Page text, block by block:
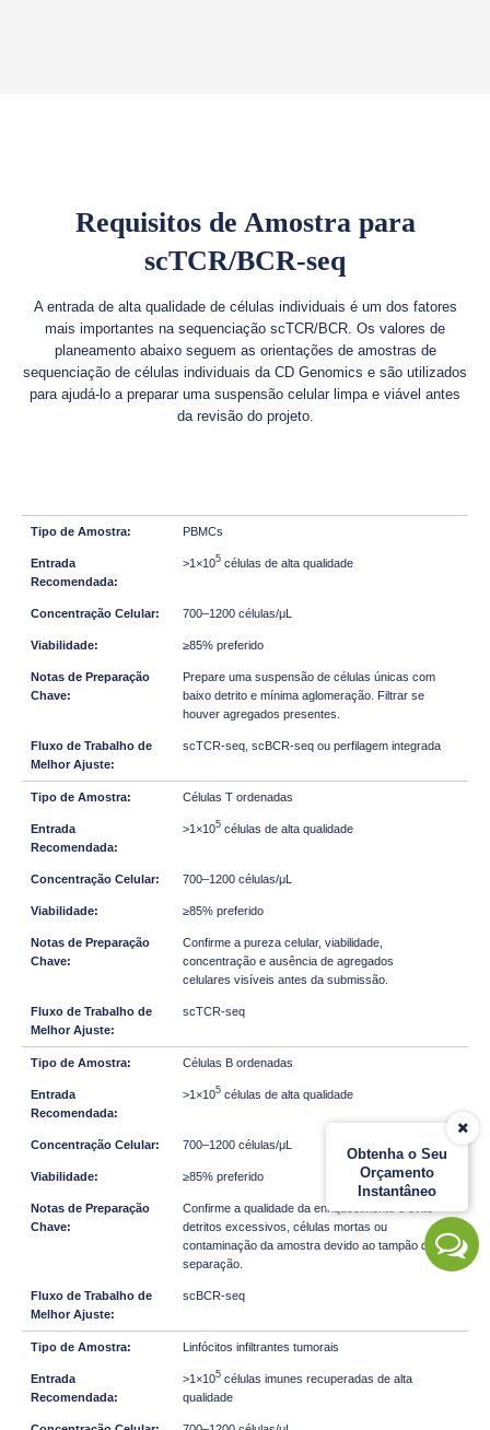
Obtenha o Seu
Orçamento
Instantâneo
Requisitos de Amostra para
scTCR/BCR-seq
A entrada de alta qualidade de células individuais é um dos fatores
mais importantes na sequenciação scTCR/BCR. Os valores de
planeamento abaixo seguem as orientações de amostras de
sequenciação de células individuais da CD Genomics e são utilizados
para ajudá-lo a preparar uma suspensão celular limpa e viável antes
da revisão do projeto.
PBMCs
>1×105células de alta qualidade
700–1200 células/μL
≥85% preferido
Prepare uma suspensão de células únicas com
baixo detrito e mínima aglomeração. Filtrar se
houver agregados presentes.
scTCR-seq, scBCR-seq ou perfilagem integrada
Células T ordenadas
>1×105células de alta qualidade
700–1200 células/μL
≥85% preferido
Confirme a pureza celular, viabilidade,
concentração e ausência de agregados
celulares visíveis antes da submissão.
scTCR-seq
Células B ordenadas
>1×105células de alta qualidade
700–1200 células/μL
≥85% preferido
Confirme a qualidade da enriquecimento e evite
detritos excessivos, células mortas ou
contaminação da amostra devido ao tampão de
separação.
scBCR-seq
Linfócitos infiltrantes tumorais
>1×105células imunes recuperadas de alta
qualidade